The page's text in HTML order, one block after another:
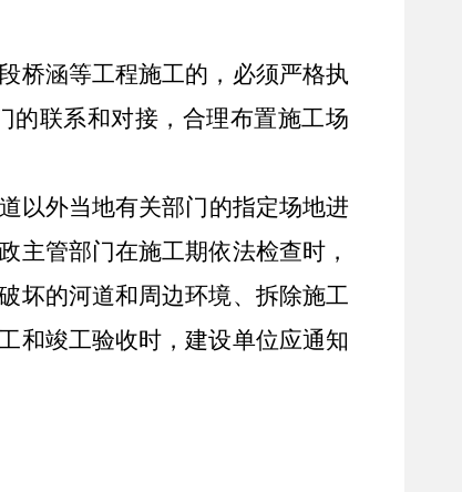
桥涵等工程施工的，必须严格执
的联系和对接，合理布置施工场
以外当地有关部门的指定场地进
主管部门在施工期依法检查时，
坏的河道和周边环境、拆除施工
和竣工验收时，建设单位应通知